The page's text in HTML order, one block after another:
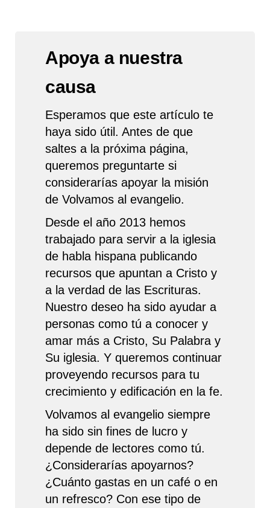
Apoya a nuestra
causa
Esperamos que este artículo te
haya sido útil. Antes de que
saltes a la próxima página,
queremos preguntarte si
considerarías apoyar la misión
de Volvamos al evangelio.
Desde el año 2013 hemos
trabajado para servir a la iglesia
de habla hispana publicando
recursos que apuntan a Cristo y
a la verdad de las Escrituras.
Nuestro deseo ha sido ayudar a
personas como tú a conocer y
amar más a Cristo, Su Palabra y
Su iglesia. Y queremos continuar
proveyendo recursos para tu
crecimiento y edificación en la fe.
Volvamos al evangelio siempre
ha sido sin fines de lucro y
depende de lectores como tú.
¿Considerarías apoyarnos?
¿Cuánto gastas en un café o en
un refresco? Con ese tipo de